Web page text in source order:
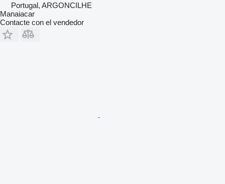
Portugal, ARGONCILHE
Manaiacar
Contacte con el vendedor